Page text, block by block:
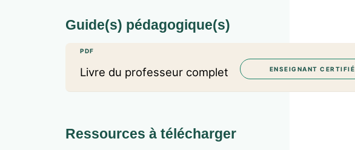
Guide(s) pédagogique(s)
PDF
Livre du professeur complet ENSEIGNANT CERTIFIÉ
Ressources à télécharger